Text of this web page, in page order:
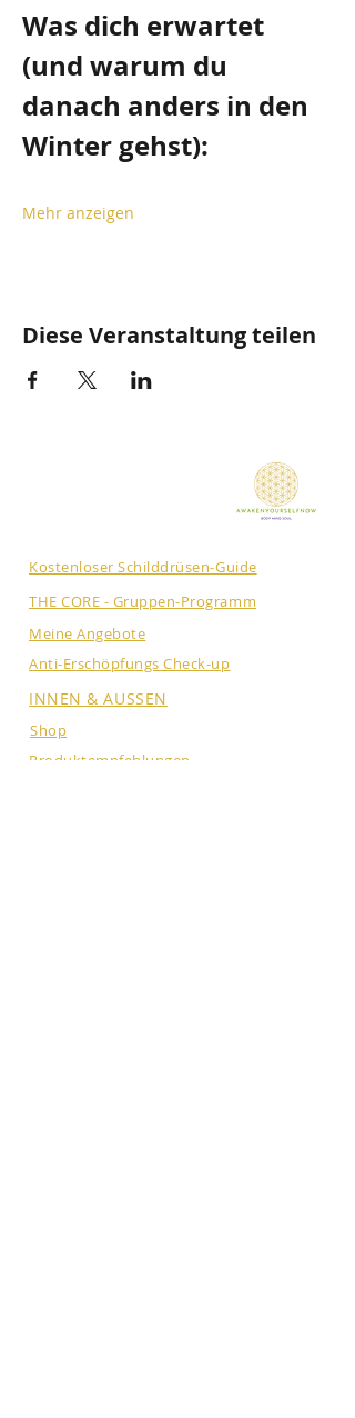
Was dich erwartet
(und warum du
danach anders in den
Winter gehst):
Mehr anzeigen
Diese Veranstaltung teilen
Kostenloser Schilddrüsen-Guide
THE CORE - Gruppen-Programm
Meine Angebote
Anti-Erschöpfungs Check-up
INNEN & AUSSEN
Shop
Produktempfehlungen